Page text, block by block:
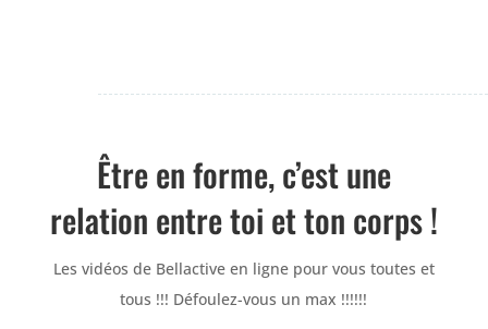
Être en forme, c’est une
relation entre toi et ton corps !
Les vidéos de Bellactive en ligne pour vous toutes et
tous !!! Défoulez-vous un max !!!!!!